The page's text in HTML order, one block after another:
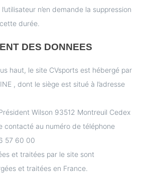
n’en demande la suppression
durée.
DES DONNEES
haut, le site CVsports est hébergé par
, dont le siège est situé à l’adresse
Wilson 93512 Montreuil Cedex
contacté au numéro de téléphone
57 60 00
et traitées par le site sont
et traitées en France.